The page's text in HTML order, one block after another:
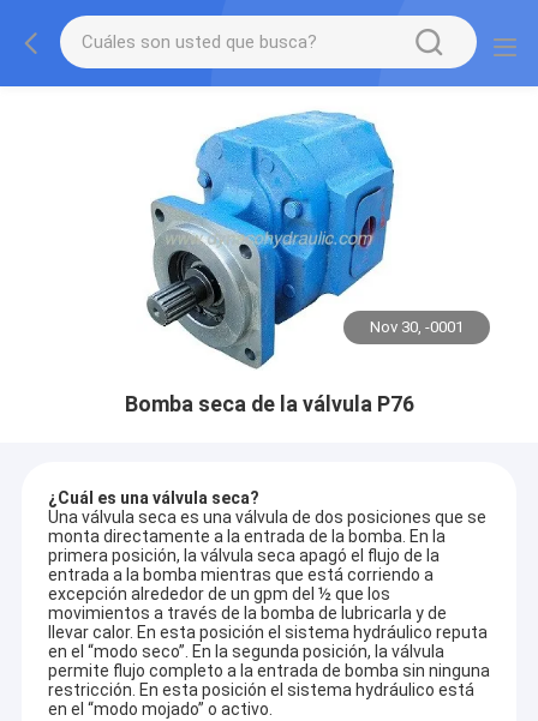
Nov 30, -0001
Bomba seca de la válvula P76
¿Cuál es una válvula seca?
Una válvula seca es una válvula de dos posiciones que se
monta directamente a la entrada de la bomba. En la
primera posición, la válvula seca apagó el flujo de la
entrada a la bomba mientras que está corriendo a
excepción alrededor de un gpm del ½ que los
movimientos a través de la bomba de lubricarla y de
llevar calor. En esta posición el sistema hydráulico reputa
en el “modo seco”. En la segunda posición, la válvula
permite flujo completo a la entrada de bomba sin ninguna
restricción. En esta posición el sistema hydráulico está
en el “modo mojado” o activo.